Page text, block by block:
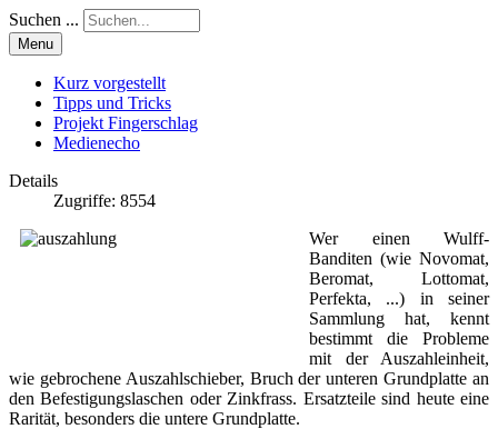
Suchen ...
Menu
Kurz vorgestellt
Tipps und Tricks
Projekt Fingerschlag
Medienecho
Details
Zugriffe: 8554
Wer einen Wulff-
Banditen (wie Novomat,
Beromat, Lottomat,
Perfekta, ...) in seiner
Sammlung hat, kennt
bestimmt die Probleme
mit der Auszahleinheit,
wie gebrochene Auszahlschieber, Bruch der unteren Grundplatte an
den Befestigungslaschen oder Zinkfrass. Ersatzteile sind heute eine
Rarität, besonders die untere Grundplatte.